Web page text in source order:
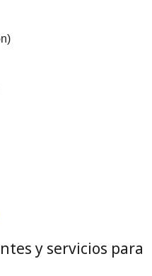
y servicios para